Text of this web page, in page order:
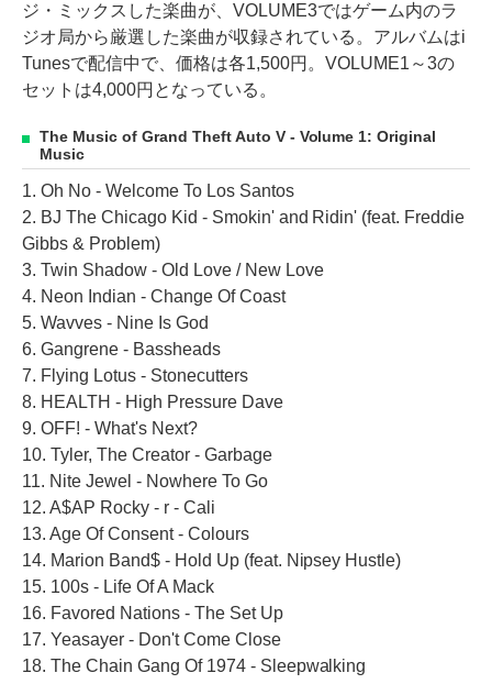
ジ・ミックスした楽曲が、VOLUME3ではゲーム内のラ
ジオ局から厳選した楽曲が収録されている。アルバムはi
Tunesで配信中で、価格は各1,500円。VOLUME1～3の
セットは4,000円となっている。
The Music of Grand Theft Auto V - Volume 1: Original
Music
1. Oh No - Welcome To Los Santos
2. BJ The Chicago Kid - Smokin' and Ridin' (feat. Freddie
Gibbs & Problem)
3. Twin Shadow - Old Love / New Love
4. Neon Indian - Change Of Coast
5. Wavves - Nine Is God
6. Gangrene - Bassheads
7. Flying Lotus - Stonecutters
8. HEALTH - High Pressure Dave
9. OFF! - What's Next?
10. Tyler, The Creator - Garbage
11. Nite Jewel - Nowhere To Go
12. A$AP Rocky - r - Cali
13. Age Of Consent - Colours
14. Marion Band$ - Hold Up (feat. Nipsey Hustle)
15. 100s - Life Of A Mack
16. Favored Nations - The Set Up
17. Yeasayer - Don't Come Close
18. The Chain Gang Of 1974 - Sleepwalking